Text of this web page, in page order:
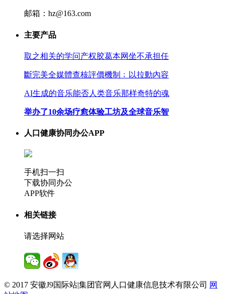
邮箱：hz@163.com
主要产品
取之相关的学问产权胶葛本网坐不承担任
斷完美全媒體查核評價機制﹔以拉動內容
AI生成的音乐能否人类音乐那样奇特的魂
举办了10余场疗愈体验工坊及全球音乐智
人口健康协同办公APP
手机扫一扫
下载协同办公
APP软件
相关链接
请选择网站
© 2017 安徽J9国际站|集团官网人口健康信息技术有限公司 网